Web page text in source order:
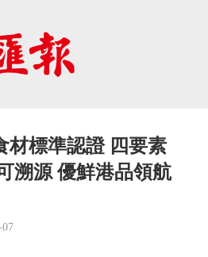
材標準認證 四要素
溯源 優鮮港品領航
07